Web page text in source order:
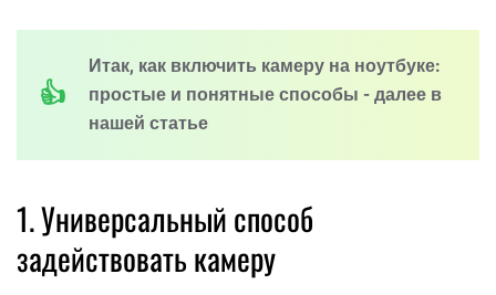
Итак, как включить камеру на ноутбуке:
простые и понятные способы - далее в
нашей статье
1. Универсальный способ
задействовать камеру